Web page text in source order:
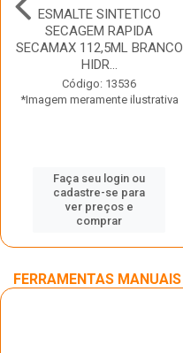
ESMALTE SINTETICO
SECAGEM RAPIDA
SECAMAX 112,5ML BRANCO
HIDR...
Código: 13536
*Imagem meramente ilustrativa
Faça seu login ou
cadastre-se para
ver preços e
comprar
FERRAMENTAS MANUAIS